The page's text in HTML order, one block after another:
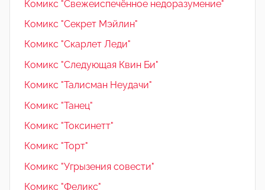
Комикс "Свежеиспечённое недоразумение"
Комикс "Секрет Мэйлин"
Комикс "Скарлет Леди"
Комикс "Следующая Квин Би"
Комикс "Талисман Неудачи"
Комикс "Танец"
Комикс "Токсинетт"
Комикс "Торт"
Комикс "Угрызения совести"
Комикс "Феликс"